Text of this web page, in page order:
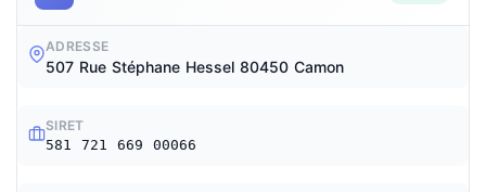
ADRESSE
507 Rue Stéphane Hessel 80450 Camon
SIRET
581 721 669 00066